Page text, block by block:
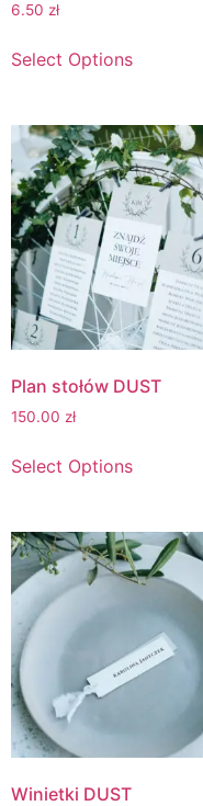
6.50 zł
Select Options
Plan stołów DUST
150.00 zł
Select Options
Winietki DUST